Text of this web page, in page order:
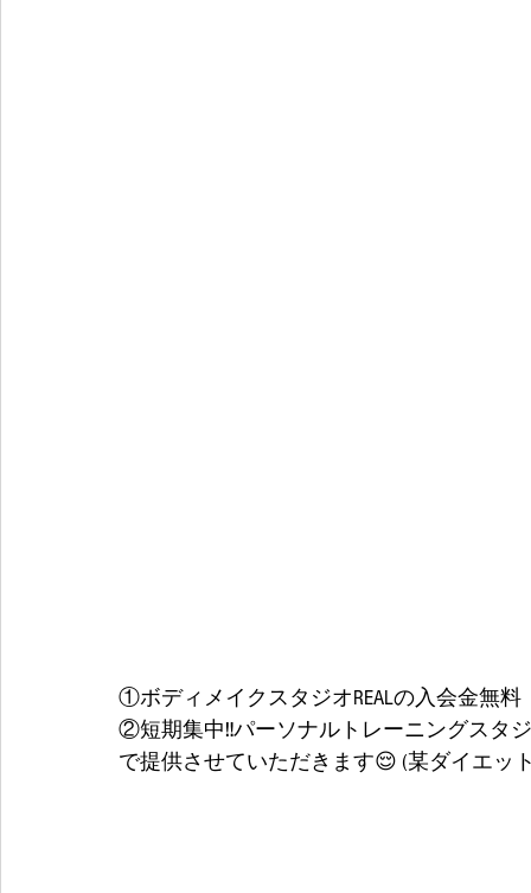
①ボディメイクスタジオREALの入会金無料
②短期集中‼️パーソナルトレーニングスタジ
で提供させていただきます😌 (某ダイエッ